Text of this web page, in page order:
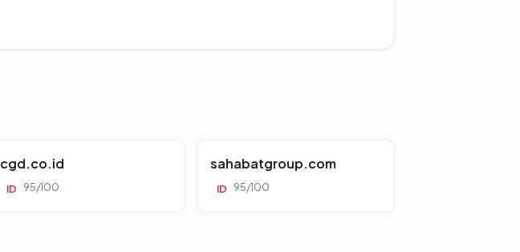
cgd.co.id
ID 95/100
sahabatgroup.com
ID 95/100